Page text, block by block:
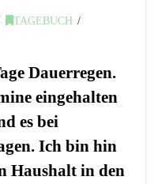
TAGEBUCH
Dauerregen.
eingehalten
es bei
Ich bin hin
Haushalt in den